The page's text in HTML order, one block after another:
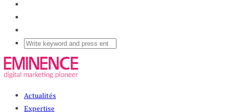
Actualités
Expertise